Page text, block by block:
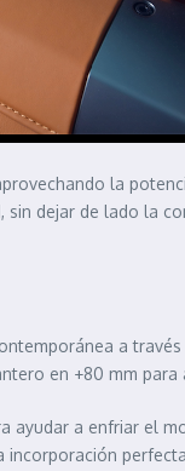
la
dejar de lado la
a
en +80 mm
a enfriar el